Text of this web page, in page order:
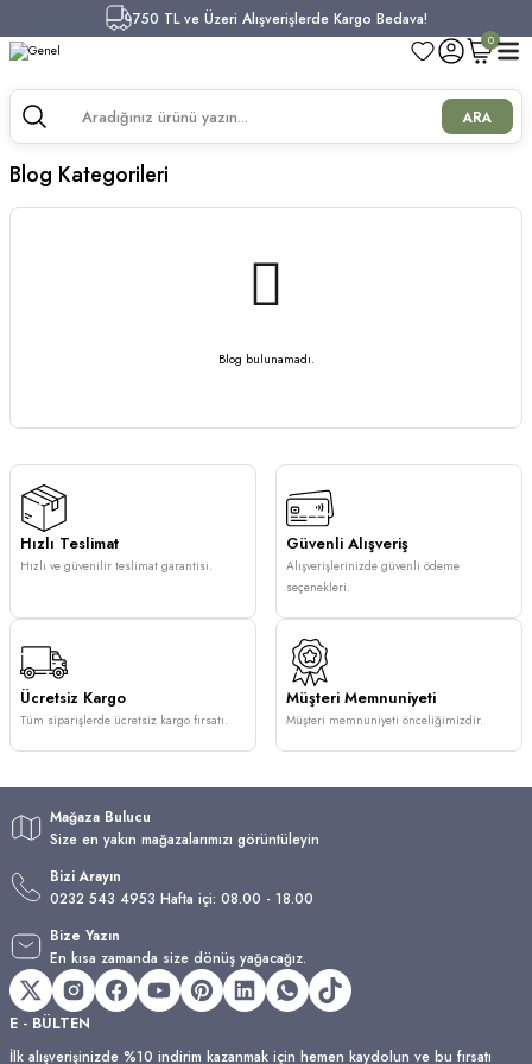
750 TL ve Üzeri Alışverişlerde Kargo Bedava!
ARA
0
Blog Kategorileri
Blog bulunamadı.
Hızlı Teslimat
Hızlı ve güvenilir teslimat garantisi.
Güvenli Alışveriş
Alışverişlerinizde güvenli ödeme
seçenekleri.
Ücretsiz Kargo
Tüm siparişlerde ücretsiz kargo fırsatı.
Müşteri Memnuniyeti
Müşteri memnuniyeti önceliğimizdir.
Mağaza Bulucu
Size en yakın mağazalarımızı görüntüleyin
Bizi Arayın
0232 543 4953 Hafta içi: 08.00 - 18.00
Bize Yazın
En kısa zamanda size dönüş yağacağız.
E - BÜLTEN
İlk alışverişinizde %10 indirim kazanmak için hemen kaydolun ve bu fırsatı